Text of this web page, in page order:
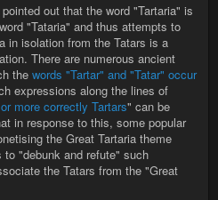
out that the word "Tartaria" is
"Tataria" and thus attempts to
in isolation from the Tatars is a
There are numerous ancient
the words "Tartar" and "Tatar" occur
expressions along the lines of
more correctly Tartars" can be
in response to this, some popular
the Great Tartaria theme
"debunk and refute" such
the Tatars from the "Great